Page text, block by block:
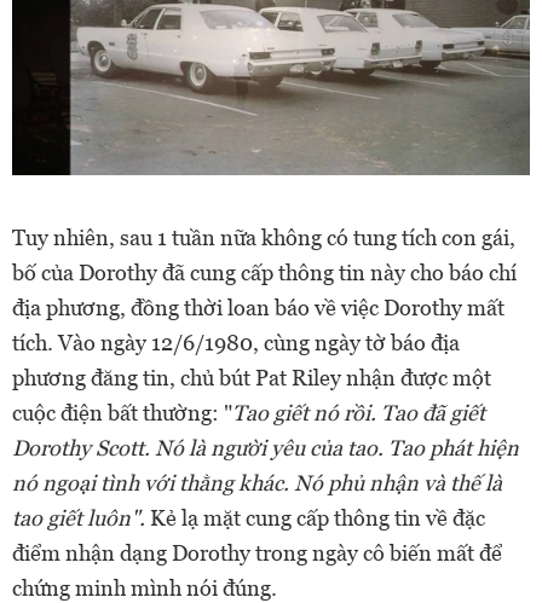
Tuy nhiên, sau 1 tuần nữa không có tung tích con gái,
bố của Dorothy đã cung cấp thông tin này cho báo chí
địa phương, đồng thời loan báo về việc Dorothy mất
tích. Vào ngày 12/6/1980, cùng ngày tờ báo địa
phương đăng tin, chủ bút Pat Riley nhận được một
cuộc điện bất thường: "Tao giết nó rồi. Tao đã giết
Dorothy Scott. Nó là người yêu của tao. Tao phát hiện
nó ngoại tình với thằng khác. Nó phủ nhận và thế là
tao giết luôn". Kẻ lạ mặt cung cấp thông tin về đặc
điểm nhận dạng Dorothy trong ngày cô biến mất để
chứng minh mình nói đúng.